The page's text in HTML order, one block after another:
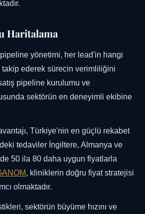
Haritalama
pipeline yönetimi, her lead'in hangi
ederek sürecin verimliliğini
pipeline kurulumu ve
sektörün en deneyimli ekibine
Türkiye'nin en güçlü rekabet
tedaviler İngiltere, Almanya ve
50 ila 80 daha uygun fiyatlarla
, kliniklerin doğru fiyat stratejisi
olmaktadır.
sektörün büyüme hızını ve